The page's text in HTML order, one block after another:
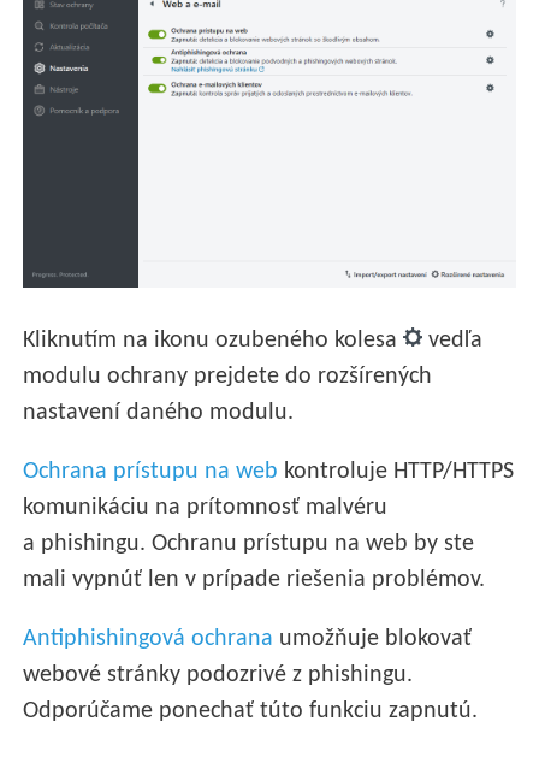
Kliknutím na ikonu ozubeného kolesa
vedľa
modulu ochrany prejdete do rozšírených
nastavení daného modulu.
Ochrana prístupu na web kontroluje HTTP/HTTPS
komunikáciu na prítomnosť malvéru
a phishingu. Ochranu prístupu na web by ste
mali vypnúť len v prípade riešenia problémov.
Antiphishingová ochrana umožňuje blokovať
webové stránky podozrivé z phishingu.
Odporúčame ponechať túto funkciu zapnutú.